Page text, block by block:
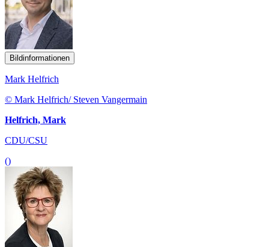
Bildinformationen
Mark Helfrich
© Mark Helfrich/ Steven Vangermain
Helfrich, Mark
CDU/CSU
()